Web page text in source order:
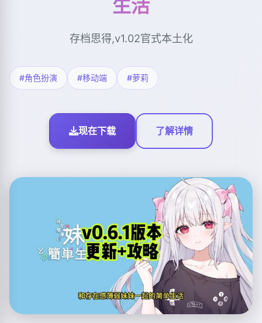
生活
存档思得,v1.02官式本土化
#角色扮演 #移动端 #萝莉
现在下载 了解详情